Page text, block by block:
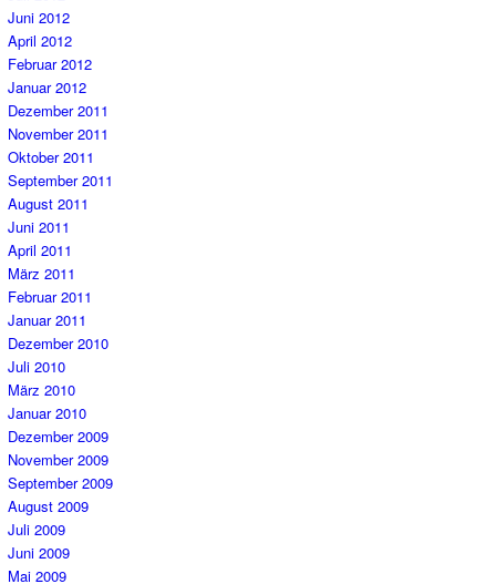
Juni 2012
April 2012
Februar 2012
Januar 2012
Dezember 2011
November 2011
Oktober 2011
September 2011
August 2011
Juni 2011
April 2011
März 2011
Februar 2011
Januar 2011
Dezember 2010
Juli 2010
März 2010
Januar 2010
Dezember 2009
November 2009
September 2009
August 2009
Juli 2009
Juni 2009
Mai 2009